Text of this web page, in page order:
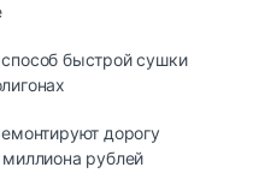
быстрой сушки
дорогу
рублей